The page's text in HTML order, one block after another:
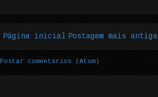
Postagem mais antiga
Página inicial
Postar comentários (Atom)